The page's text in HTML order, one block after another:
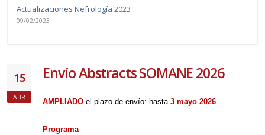
Actualizaciones Nefrología 2023
09/02/2023
15
ABR
Envío Abstracts SOMANE 2026
AMPLIADO el plazo de envío: hasta 3 mayo 2026
Programa